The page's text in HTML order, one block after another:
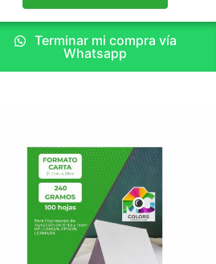
Terminar mi compra vía
Whatsapp